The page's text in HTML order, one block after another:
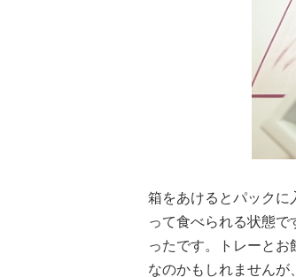
箱をあけるとパックに
って食べられる状態
ったです。トレーと
なのかもしれませんが